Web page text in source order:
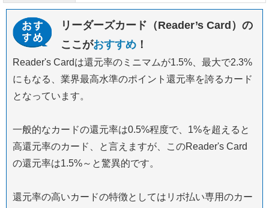
リーダーズカード（Reader’s Card）の
ここがおすすめ ！
Reader's Cardは還元率のミニマムが1.5%、最大で2.3%
にもなる、業界最高水準のポイント還元率を誇るカード
となっています。
一般的なカードの還元率は0.5%程度で、1%を超えると
高還元率のカード、と言えますが、このReader's Card
の還元率は1.5%～と驚異的です。
還元率の高いカードの特徴としてはリボ払い専用のカー